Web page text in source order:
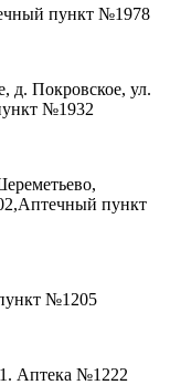
пункт №1978
д. Покровское, ул.
№1932
пункт
№1205
Аптека №1222